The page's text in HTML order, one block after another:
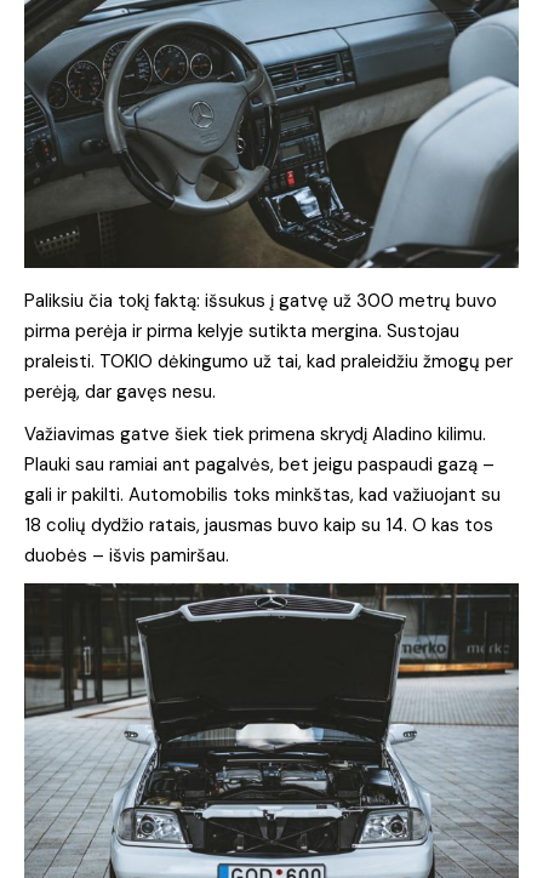
Paliksiu čia tokį faktą: išsukus į gatvę už 300 metrų buvo
pirma perėja ir pirma kelyje sutikta mergina. Sustojau
praleisti. TOKIO dėkingumo už tai, kad praleidžiu žmogų per
perėją, dar gavęs nesu.
Važiavimas gatve šiek tiek primena skrydį Aladino kilimu.
Plauki sau ramiai ant pagalvės, bet jeigu paspaudi gazą –
gali ir pakilti. Automobilis toks minkštas, kad važiuojant su
18 colių dydžio ratais, jausmas buvo kaip su 14. O kas tos
duobės – išvis pamiršau.